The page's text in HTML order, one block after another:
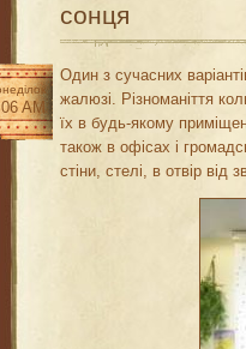
сонця
AM
Один з сучасних
жалюзі. Різноманіття
їх в будь-якому
також в офісах і
стіни, стелі, в отвір від